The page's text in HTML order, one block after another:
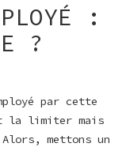
:
?
par cette
la limiter mais
mettons un